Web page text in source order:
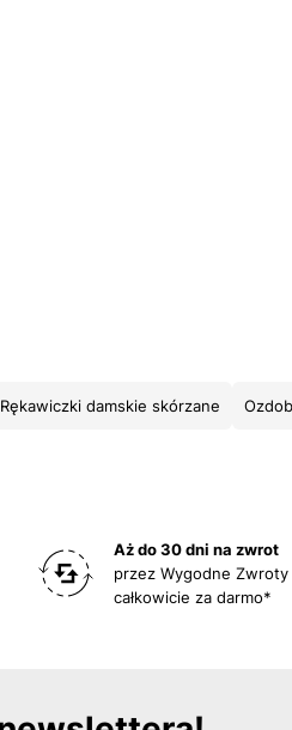
Rękawiczki damskie skórzane
Aż do 30 dni na zwrot
przez Wygodne Zwroty
całkowicie za darmo*